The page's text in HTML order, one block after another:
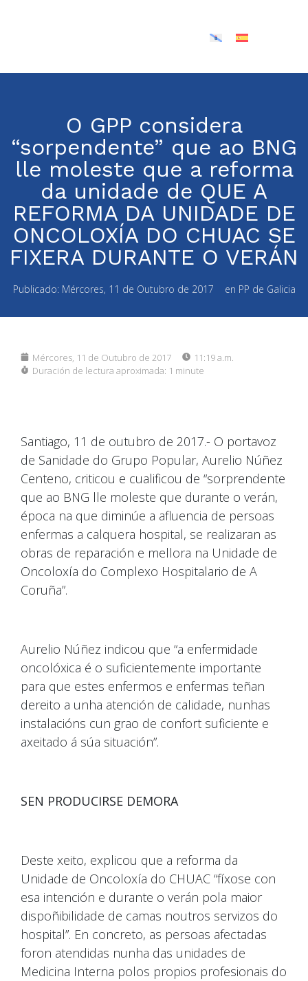
O GPP considera
“sorpendente” que ao BNG
lle moleste que a reforma
da unidade de QUE A
REFORMA DA UNIDADE DE
ONCOLOXÍA DO CHUAC SE
FIXERA DURANTE O VERÁN
Publicado: Mércores, 11 de Outubro de 2017 en PP de Galicia
Mércores, 11 de Outubro de 2017
11:19 a.m.
Duración de lectura aproximada: 1 minute
Santiago, 11 de outubro de 2017.- O portavoz
de Sanidade do Grupo Popular, Aurelio Núñez
Centeno, criticou e cualificou de “sorprendente
que ao BNG lle moleste que durante o verán,
época na que diminúe a afluencia de persoas
enfermas a calquera hospital, se realizaran as
obras de reparación e mellora na Unidade de
Oncoloxía do Complexo Hospitalario de A
Coruña”.
Aurelio Núñez indicou que “a enfermidade
oncolóxica é o suficientemente importante
para que estes enfermos e enfermas teñan
dereito a unha atención de calidade, nunhas
instalacións cun grao de confort suficiente e
axeitado á súa situación”.
SEN PRODUCIRSE DEMORA
Deste xeito, explicou que a reforma da
Unidade de Oncoloxía do CHUAC “fíxose con
esa intención e durante o verán pola maior
dispoñibilidade de camas noutros servizos do
hospital”. En concreto, as persoas afectadas
foron atendidas nunha das unidades de
Medicina Interna polos propios profesionais do